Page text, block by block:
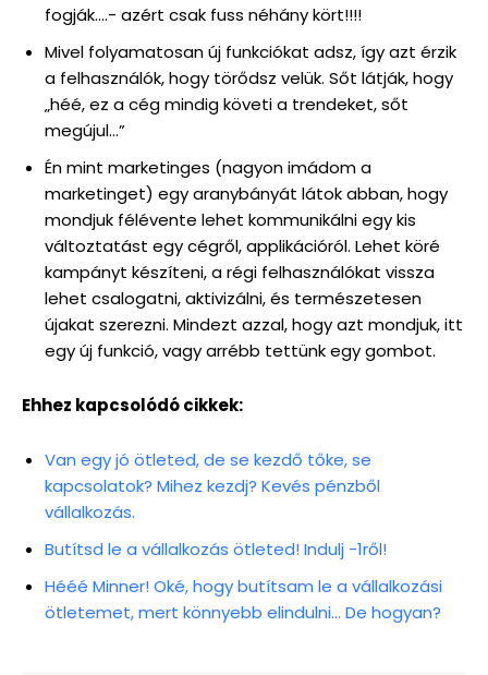
fogják….- azért csak fuss néhány kört!!!!
Mivel folyamatosan új funkciókat adsz, így azt érzik
a felhasználók, hogy törődsz velük. Sőt látják, hogy
„héé, ez a cég mindig követi a trendeket, sőt
megújul…”
Én mint marketinges (nagyon imádom a
marketinget) egy aranybányát látok abban, hogy
mondjuk félévente lehet kommunikálni egy kis
változtatást egy cégről, applikációról. Lehet köré
kampányt készíteni, a régi felhasználókat vissza
lehet csalogatni, aktivizálni, és természetesen
újakat szerezni. Mindezt azzal, hogy azt mondjuk, itt
egy új funkció, vagy arrébb tettünk egy gombot.
Ehhez kapcsolódó cikkek:
Van egy jó ötleted, de se kezdő tőke, se
kapcsolatok? Mihez kezdj? Kevés pénzből
vállalkozás.
Butítsd le a vállalkozás ötleted! Indulj -1ről!
Hééé Minner! Oké, hogy butítsam le a vállalkozási
ötletemet, mert könnyebb elindulni… De hogyan?